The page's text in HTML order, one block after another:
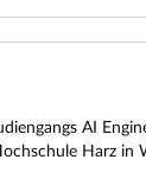
AI
Harz in